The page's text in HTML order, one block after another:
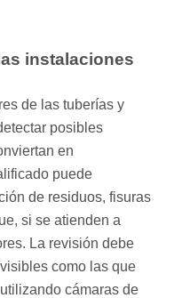
instalaciones
de las tuberías y
posibles
en
puede
de residuos, fisuras
si se atienden a
La revisión debe
como las que
cámaras de